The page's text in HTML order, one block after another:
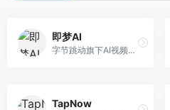
即梦AI
字节跳动旗下AI视频创作平台，支持多模态内容生成。面向内容创作者和营销人员，提供文生视频、图生视频、智能剪辑等功能，中文理解能力强，创作效率高。
TapNow